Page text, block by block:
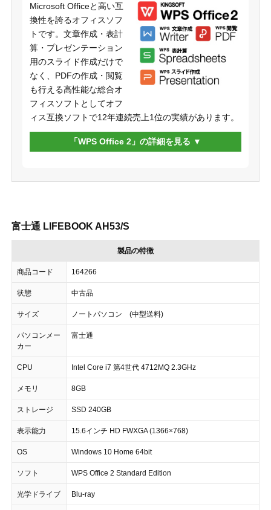
Microsoft Officeと高い互
換性を誇るオフィスソフ
トです。文章作成・表計
算・プレゼンテーション
用のスライド作成だけで
なく、PDFの作成・閲覧
も行える高性能な総合オ
フィスソフトとしてオフ
ィス互換ソフトで12年連続売上1位の実績があります。
「WPS Office 2」の詳細を見る
富士通 LIFEBOOK AH53/S
製品の特徴
商品コード 164266
状態 中古品
サイズ ノートパソコン (中型送料)
パソコンメー
カー
富士通
CPU Intel Core i7 第4世代 4712MQ 2.3GHz
メモリ 8GB
ストレージ SSD 240GB
表示能力 15.6インチ HD FWXGA (1366×768)
OS Windows 10 Home 64bit
ソフト WPS Office 2 Standard Edition
光学ドライブ Blu-ray